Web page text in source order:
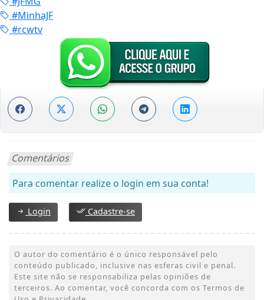
#MinhaJF
#rcwtv
Comentários
Para comentar realize o login em sua conta!
Login Cadastre-se
O autor do comentário é o único responsável pelo
conteúdo publicado, inclusive nas esferas civil e penal.
Este site não se responsabiliza pelas opiniões de
terceiros. Ao comentar, você concorda com os Termos de